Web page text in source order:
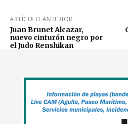
ARTÍCULO ANTERIOR
Juan Brunet Alcazar,
nuevo cinturón negro por
el Judo Renshikan